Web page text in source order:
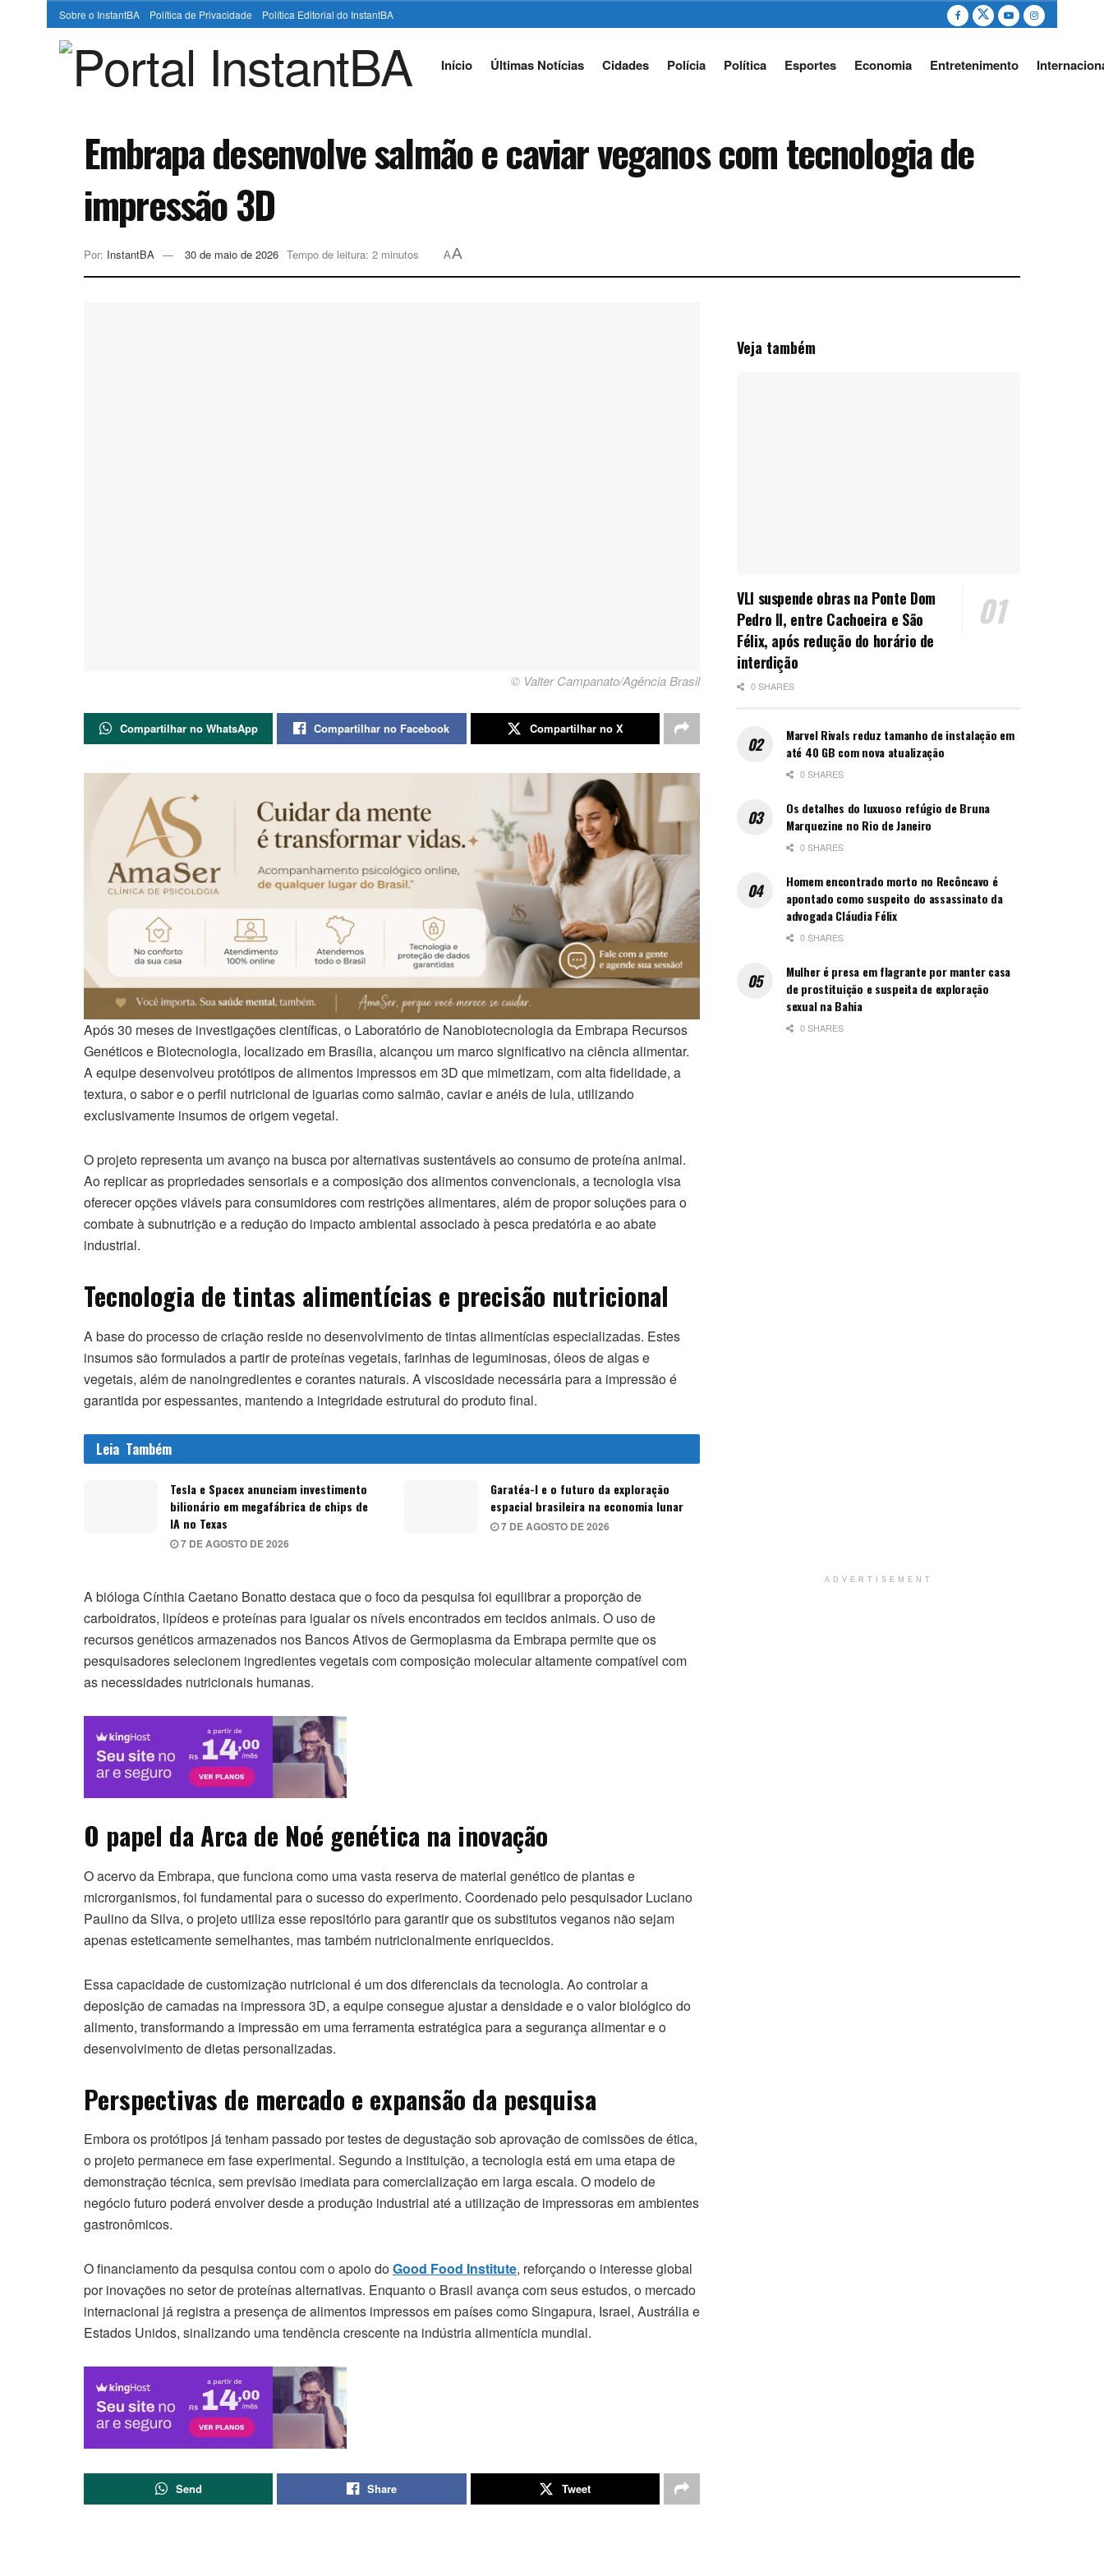
Sobre o InstantBA Política de Privacidade Política Editorial do InstantBA
Início Últimas Notícias Cidades Polícia Política Esportes Economia Entretenimento
Embrapa desenvolve salmão e caviar veganos com tecnologia de
impressão 3D
Por: InstantBA 30 de maio de 2026 Tempo de leitura: 2 minutos AA
© Valter Campanato/Agência Brasil
Compartilhar no WhatsApp Compartilhar no Facebook Compartilhar no X
Após 30 meses de investigações científicas, o Laboratório de Nanobiotecnologia da Embrapa Recursos
Genéticos e Biotecnologia, localizado em Brasília, alcançou um marco significativo na ciência alimentar.
A equipe desenvolveu protótipos de alimentos impressos em 3D que mimetizam, com alta fidelidade, a
textura, o sabor e o perfil nutricional de iguarias como salmão, caviar e anéis de lula, utilizando
exclusivamente insumos de origem vegetal.
O projeto representa um avanço na busca por alternativas sustentáveis ao consumo de proteína animal.
Ao replicar as propriedades sensoriais e a composição dos alimentos convencionais, a tecnologia visa
oferecer opções viáveis para consumidores com restrições alimentares, além de propor soluções para o
combate à subnutrição e a redução do impacto ambiental associado à pesca predatória e ao abate
industrial.
Tecnologia de tintas alimentícias e precisão nutricional
A base do processo de criação reside no desenvolvimento de tintas alimentícias especializadas. Estes
insumos são formulados a partir de proteínas vegetais, farinhas de leguminosas, óleos de algas e
vegetais, além de nanoingredientes e corantes naturais. A viscosidade necessária para a impressão é
garantida por espessantes, mantendo a integridade estrutural do produto final.
Leia Também
Tesla e Spacex anunciam investimento
bilionário em megafábrica de chips de
IA no Texas
7 DE AGOSTO DE 2026
Garatéa-l e o futuro da exploração
espacial brasileira na economia lunar
7 DE AGOSTO DE 2026
A bióloga Cínthia Caetano Bonatto destaca que o foco da pesquisa foi equilibrar a proporção de
carboidratos, lipídeos e proteínas para igualar os níveis encontrados em tecidos animais. O uso de
recursos genéticos armazenados nos Bancos Ativos de Germoplasma da Embrapa permite que os
pesquisadores selecionem ingredientes vegetais com composição molecular altamente compatível com
as necessidades nutricionais humanas.
O papel da Arca de Noé genética na inovação
O acervo da Embrapa, que funciona como uma vasta reserva de material genético de plantas e
microrganismos, foi fundamental para o sucesso do experimento. Coordenado pelo pesquisador Luciano
Paulino da Silva, o projeto utiliza esse repositório para garantir que os substitutos veganos não sejam
apenas esteticamente semelhantes, mas também nutricionalmente enriquecidos.
Essa capacidade de customização nutricional é um dos diferenciais da tecnologia. Ao controlar a
deposição de camadas na impressora 3D, a equipe consegue ajustar a densidade e o valor biológico do
alimento, transformando a impressão em uma ferramenta estratégica para a segurança alimentar e o
desenvolvimento de dietas personalizadas.
Perspectivas de mercado e expansão da pesquisa
Embora os protótipos já tenham passado por testes de degustação sob aprovação de comissões de ética,
o projeto permanece em fase experimental. Segundo a instituição, a tecnologia está em uma etapa de
demonstração técnica, sem previsão imediata para comercialização em larga escala. O modelo de
negócio futuro poderá envolver desde a produção industrial até a utilização de impressoras em ambientes
gastronômicos.
O financiamento da pesquisa contou com o apoio doGood Food Institute, reforçando o interesse global
por inovações no setor de proteínas alternativas. Enquanto o Brasil avança com seus estudos, o mercado
internacional já registra a presença de alimentos impressos em países como Singapura, Israel, Austrália e
Estados Unidos, sinalizando uma tendência crescente na indústria alimentícia mundial.
Send Share Tweet
Veja também
VLI suspende obras na Ponte Dom
Pedro II, entre Cachoeira e São
Félix, após redução do horário de
interdição
0 SHARES
Marvel Rivals reduz tamanho de instalação em
até 40 GB com nova atualização
0 SHARES
Os detalhes do luxuoso refúgio de Bruna
Marquezine no Rio de Janeiro
0 SHARES
Homem encontrado morto no Recôncavo é
apontado como suspeito do assassinato da
advogada Cláudia Félix
0 SHARES
Mulher é presa em flagrante por manter casa
de prostituição e suspeita de exploração
sexual na Bahia
0 SHARES
ADVERTISEMENT